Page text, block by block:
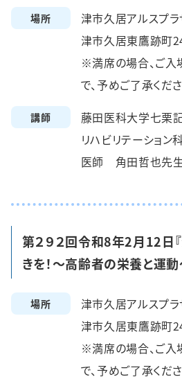
場所
津市久居アルスプ
津市久居東鷹跡町
※満席の場合、ご入
で、予めご了承くださ
講師
藤田医科大学七栗
リハビリテーション
医師 角田哲也先
第２９２回令和8年2月12日
きを！～高齢者の栄養と運動
場所
津市久居アルスプ
津市久居東鷹跡町
※満席の場合、ご入
で、予めご了承くださ